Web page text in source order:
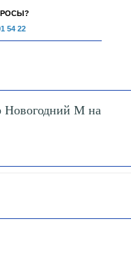
54 22
Новогодний M на